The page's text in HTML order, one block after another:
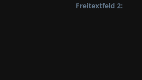
Freitextfeld 2: